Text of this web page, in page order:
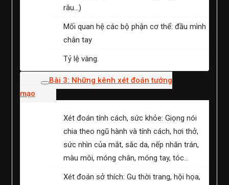
râu…)
Mối quan hệ các bộ phận cơ thể: đầu mình
chân tay
Tỷ lệ vàng.
Bài 3: Những kênh xét đoán tướng
mạo
Xét đoán tính cách, sức khỏe: Giọng nói
chia theo ngũ hành và tính cách, hơi thở,
sức nhìn của mắt, sắc da, nếp nhăn trán,
màu môi, móng chân, móng tay, tóc…
Xét đoán sở thích: Gu thời trang, hội họa,